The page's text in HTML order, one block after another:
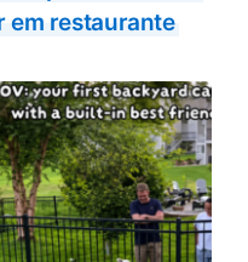
em restaurante